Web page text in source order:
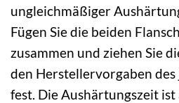
ungleichmäßiger
Fügen Sie die beiden
zusammen und ziehen Sie
den Herstellervorgaben
fest. Die Aushärtungszeit